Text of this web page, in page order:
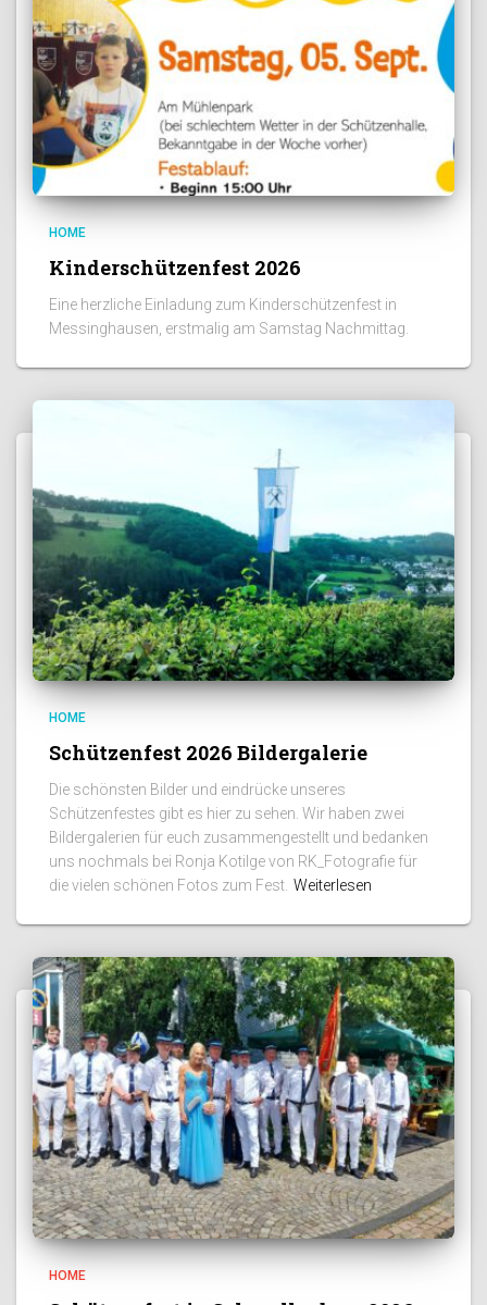
HOME
Kinderschützenfest 2026
Eine herzliche Einladung zum Kinderschützenfest in
Messinghausen, erstmalig am Samstag Nachmittag.
HOME
Schützenfest 2026 Bildergalerie
Die schönsten Bilder und eindrücke unseres
Schützenfestes gibt es hier zu sehen. Wir haben zwei
Bildergalerien für euch zusammengestellt und bedanken
uns nochmals bei Ronja Kotilge von RK_Fotografie für
die vielen schönen Fotos zum Fest. Weiterlesen
HOME